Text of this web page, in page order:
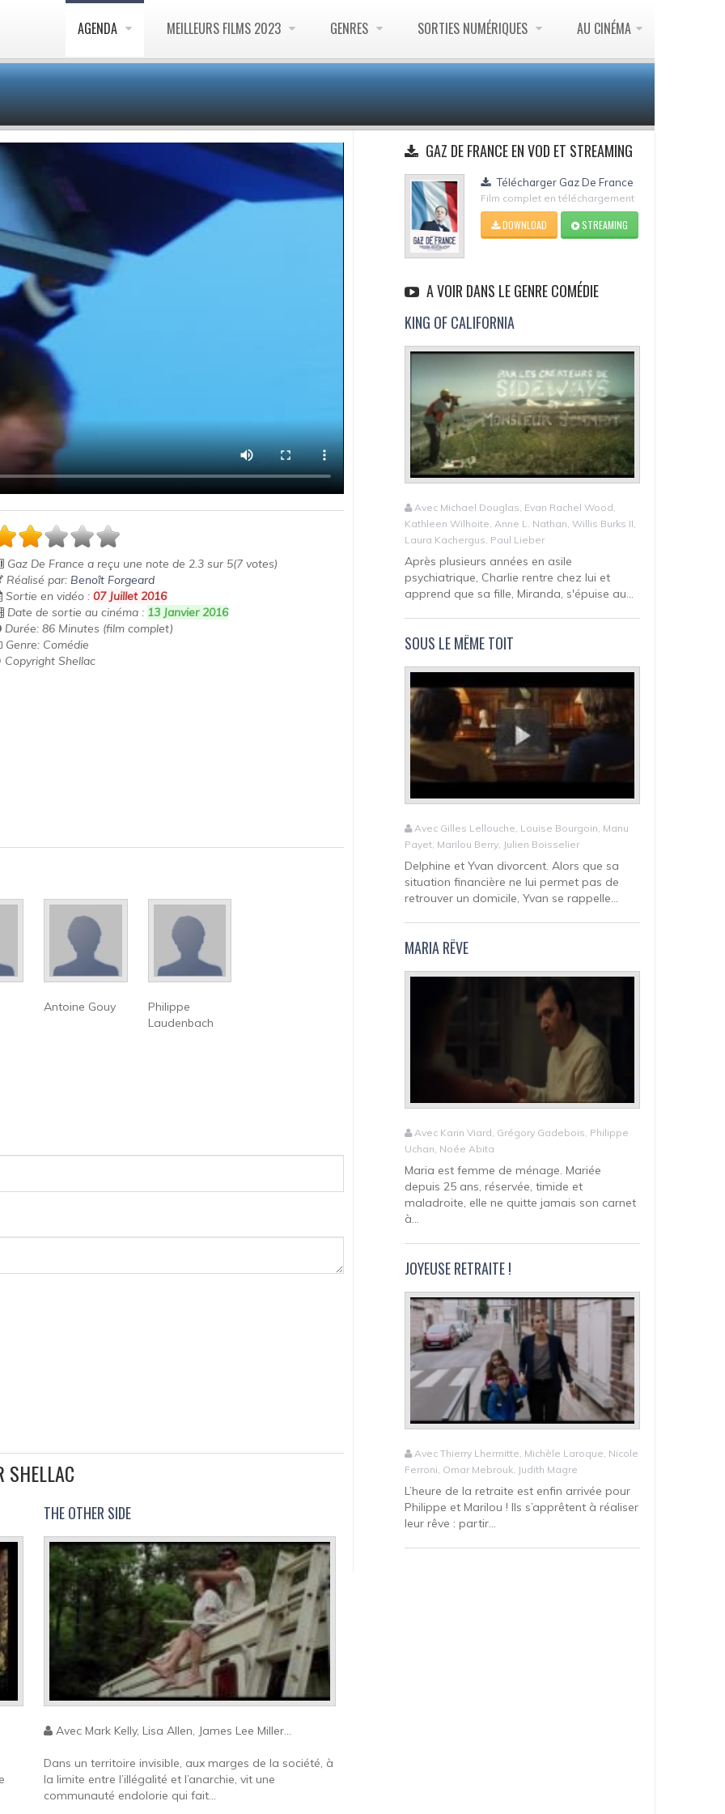
AGENDA MEILLEURS FILMS 2023 GENRES SORTIES NUMÉRIQUES AU CINÉMA
Gaz De France a reçu une note de 2.3 sur 5(7 votes)
Réalisé par: Benoît Forgeard
Sortie en vidéo :07 Juillet 2016
Date de sortie au cinéma : 13 Janvier 2016
Durée: 86 Minutes (film complet)
Genre: Comédie
Shellac
Antoine Gouy
Philippe
Laudenbach
SHELLAC
THE OTHER SIDE
Avec Mark Kelly, Lisa Allen, James Lee Miller...
Dans un territoire invisible, aux marges de la société, à
la limite entre l’illégalité et l’anarchie, vit une
communauté endolorie qui fait...
GAZ DE FRANCE EN VOD ET STREAMING
Télécharger Gaz De France
Film complet en téléchargement
DOWNLOAD STREAMING
A VOIR DANS LE GENRE COMÉDIE
KING OF CALIFORNIA
Avec Michael Douglas, Evan Rachel Wood,
Kathleen Wilhoite, Anne L. Nathan, Willis Burks II,
Laura Kachergus, Paul Lieber
Après plusieurs années en asile
psychiatrique, Charlie rentre chez lui et
apprend que sa fille, Miranda, s'épuise au...
SOUS LE MÊME TOIT
Avec Gilles Lellouche, Louise Bourgoin, Manu
Payet, Marilou Berry, Julien Boisselier
Delphine et Yvan divorcent. Alors que sa
situation financière ne lui permet pas de
retrouver un domicile, Yvan se rappelle...
MARIA RÊVE
Avec Karin Viard, Grégory Gadebois, Philippe
Uchan, Noée Abita
Maria est femme de ménage. Mariée
depuis 25 ans, réservée, timide et
maladroite, elle ne quitte jamais son carnet
à...
JOYEUSE RETRAITE !
Avec Thierry Lhermitte, Michèle Laroque, Nicole
Ferroni, Omar Mebrouk, Judith Magre
L’heure de la retraite est enfin arrivée pour
Philippe et Marilou ! Ils s’apprêtent à réaliser
leur rêve : partir...